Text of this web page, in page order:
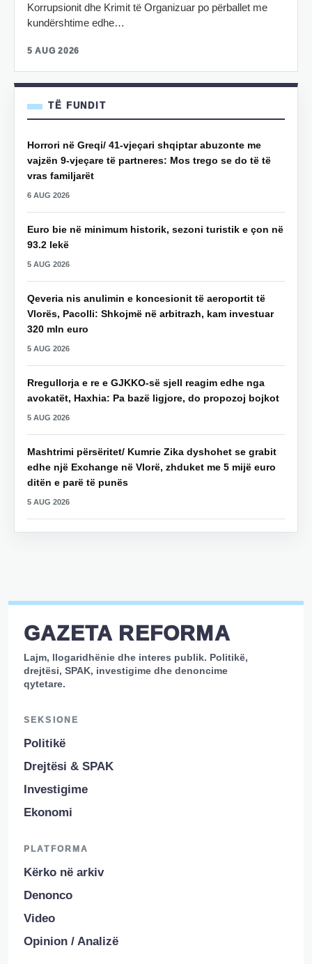
Korrupsionit dhe Krimit të Organizuar po përballet me
kundërshtime edhe…
5 AUG 2026
TË FUNDIT
Horrori në Greqi/ 41-vjeçari shqiptar abuzonte me
vajzën 9-vjeçare të partneres: Mos trego se do të të
vras familjarët
6 AUG 2026
Euro bie në minimum historik, sezoni turistik e çon në
93.2 lekë
5 AUG 2026
Qeveria nis anulimin e koncesionit të aeroportit të
Vlorës, Pacolli: Shkojmë në arbitrazh, kam investuar
320 mln euro
5 AUG 2026
Rregullorja e re e GJKKO-së sjell reagim edhe nga
avokatët, Haxhia: Pa bazë ligjore, do propozoj bojkot
5 AUG 2026
Mashtrimi përsëritet/ Kumrie Zika dyshohet se grabit
edhe një Exchange në Vlorë, zhduket me 5 mijë euro
ditën e parë të punës
5 AUG 2026
GAZETA REFORMA
Lajm, llogaridhënie dhe interes publik. Politikë,
drejtësi, SPAK, investigime dhe denoncime
qytetare.
SEKSIONE
Politikë
Drejtësi & SPAK
Investigime
Ekonomi
PLATFORMA
Kërko në arkiv
Denonco
Video
Opinion / Analizë